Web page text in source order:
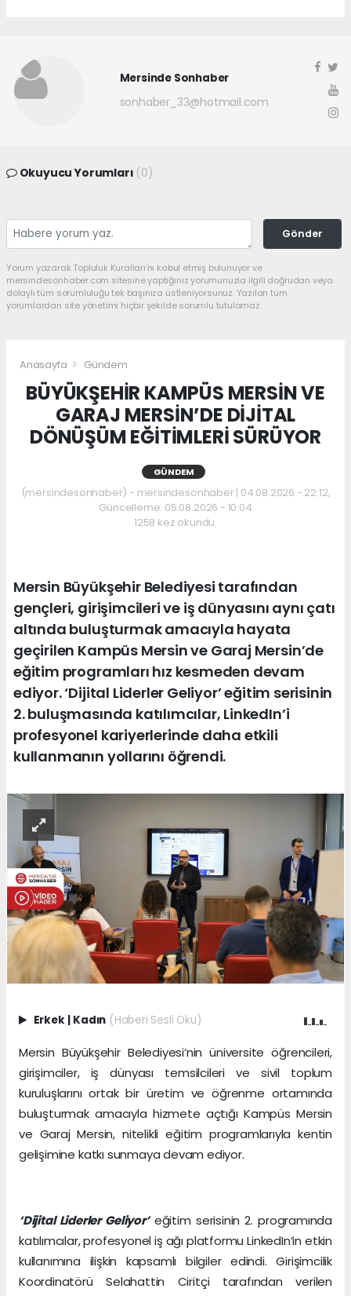
Mersinde Sonhaber
sonhaber_33@hotmail.com
Okuyucu Yorumları (0)
Gönder
Yorum yazarak Topluluk Kuralları’nı kabul etmiş bulunuyor ve
mersindesonhaber.com sitesine yaptığınız yorumunuzla ilgili doğrudan veya
dolaylı tüm sorumluluğu tek başınıza üstleniyorsunuz. Yazılan tüm
yorumlardan site yönetimi hiçbir şekilde sorumlu tutulamaz.
Anasayfa Gündem
BÜYÜKŞEHİR KAMPÜS MERSİN VE
GARAJ MERSİN’DE DİJİTAL
DÖNÜŞÜM EĞİTİMLERİ SÜRÜYOR
GÜNDEM
(mersindesonhaber) - mersindesonhaber | 04.08.2026 - 22:12,
Güncelleme: 05.08.2026 - 10:04
1258 kez okundu.
Mersin Büyükşehir Belediyesi tarafından
gençleri, girişimcileri ve iş dünyasını aynı çatı
altında buluşturmak amacıyla hayata
geçirilen Kampüs Mersin ve Garaj Mersin’de
eğitim programları hız kesmeden devam
ediyor. ‘Dijital Liderler Geliyor’ eğitim serisinin
2. buluşmasında katılımcılar, LinkedIn’i
profesyonel kariyerlerinde daha etkili
kullanmanın yollarını öğrendi.
Erkek | Kadın (Haberi Sesli Oku)
Mersin Büyükşehir Belediyesi’nin üniversite öğrencileri,
girişimciler, iş dünyası temsilcileri ve sivil toplum
kuruluşlarını ortak bir üretim ve öğrenme ortamında
buluşturmak amacıyla hizmete açtığı Kampüs Mersin
ve Garaj Mersin, nitelikli eğitim programlarıyla kentin
gelişimine katkı sunmaya devam ediyor.
‘Dijital Liderler Geliyor’eğitim serisinin 2. programında
katılımcılar, profesyonel iş ağı platformu LinkedIn’in etkin
kullanımına ilişkin kapsamlı bilgiler edindi. Girişimcilik
Koordinatörü Selahattin Ciritçi tarafından verilen